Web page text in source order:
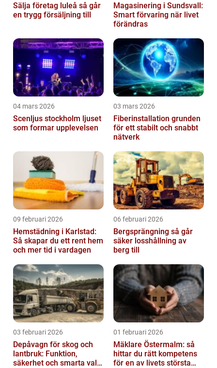
Sälja företag luleå så går
en trygg försäljning till
Magasinering i Sundsvall:
Smart förvaring när livet
förändras
04 mars 2026
Scenljus stockholm ljuset
som formar upplevelsen
03 mars 2026
Fiberinstallation grunden
för ett stabilt och snabbt
nätverk
09 februari 2026
Hemstädning i Karlstad:
Så skapar du ett rent hem
och mer tid i vardagen
06 februari 2026
Bergsprängning så går
säker losshållning av
berg till
03 februari 2026
Depåvagn för skog och
lantbruk: Funktion,
säkerhet och smarta val
01 februari 2026
Mäklare Östermalm: så
hittar du rätt kompetens
för en av livets största